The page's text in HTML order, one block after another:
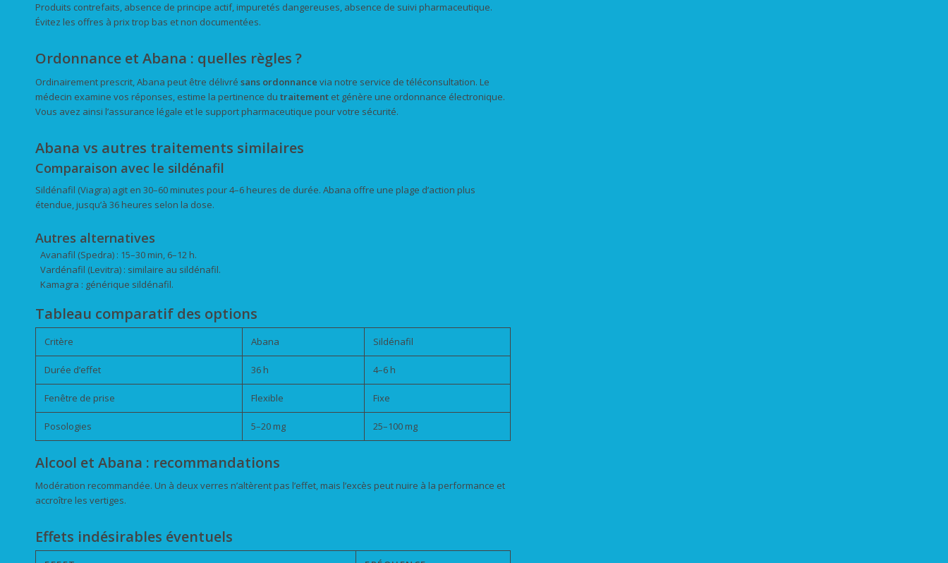
Produits contrefaits, absence de principe actif, impuretés dangereuses, absence de suivi pharmaceutique.
Évitez les offres à prix trop bas et non documentées.
Ordonnance et Abana : quelles règles ?
Ordinairement prescrit, Abana peut être délivré sans ordonnance via notre service de téléconsultation. Le
médecin examine vos réponses, estime la pertinence du traitement et génère une ordonnance électronique.
Vous avez ainsi l’assurance légale et le support pharmaceutique pour votre sécurité.
Abana vs autres traitements similaires
Comparaison avec le sildénafil
Sildénafil (Viagra) agit en 30–60 minutes pour 4–6 heures de durée. Abana offre une plage d’action plus
étendue, jusqu’à 36 heures selon la dose.
Autres alternatives
Avanafil (Spedra) : 15–30 min, 6–12 h.
Vardénafil (Levitra) : similaire au sildénafil.
Kamagra : générique sildénafil.
Tableau comparatif des options
Critère Abana Sildénafil
Durée d’effet 36 h 4–6 h
Fenêtre de prise Flexible Fixe
Posologies 5–20 mg 25–100 mg
Alcool et Abana : recommandations
Modération recommandée. Un à deux verres n’altèrent pas l’effet, mais l’excès peut nuire à la performance et
accroître les vertiges.
Effets indésirables éventuels